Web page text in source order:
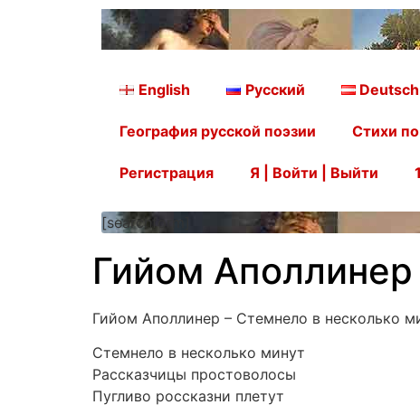
English Русский Deutsch
География русской поэзии Стихи
Регистрация Я | Войти | Выйти
[searchform]
Гийом
Гийом Аполлинер – Стемнело в несколько
Стемнело в несколько минут
Рассказчицы простоволосы
Пугливо россказни плетут